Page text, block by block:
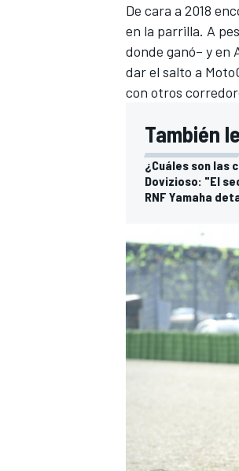
De cara a 2018
en la parrilla. A
donde ganó– y en
dar el salto a
con otros
También
¿Cuáles son las
Dovizioso: "El
RNF Yamaha